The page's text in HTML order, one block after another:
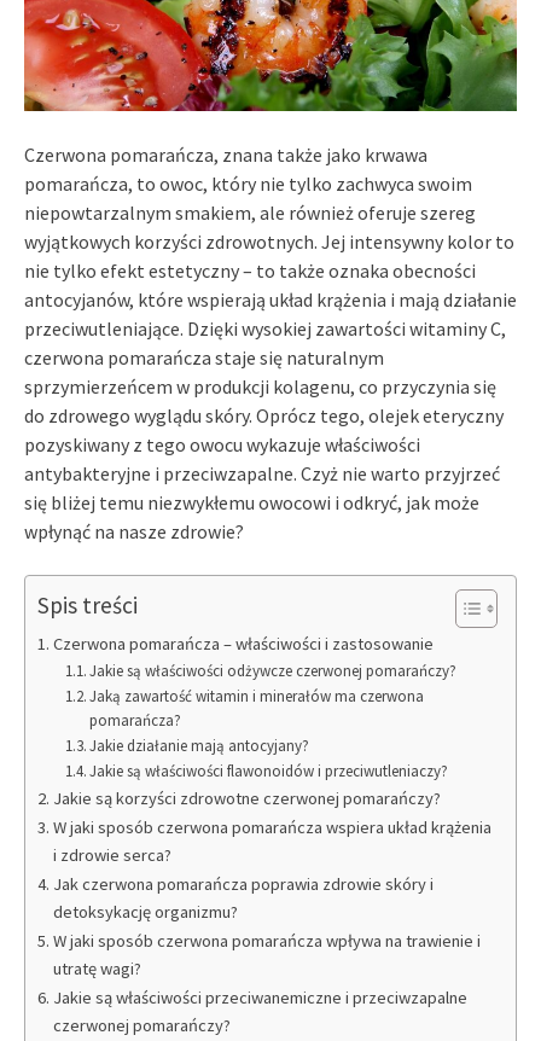
Czerwona pomarańcza, znana także jako krwawa
pomarańcza, to owoc, który nie tylko zachwyca swoim
niepowtarzalnym smakiem, ale również oferuje szereg
wyjątkowych korzyści zdrowotnych. Jej intensywny kolor to
nie tylko efekt estetyczny – to także oznaka obecności
antocyjanów, które wspierają układ krążenia i mają działanie
przeciwutleniające. Dzięki wysokiej zawartości witaminy C,
czerwona pomarańcza staje się naturalnym
sprzymierzeńcem w produkcji kolagenu, co przyczynia się
do zdrowego wyglądu skóry. Oprócz tego, olejek eteryczny
pozyskiwany z tego owocu wykazuje właściwości
antybakteryjne i przeciwzapalne. Czyż nie warto przyjrzeć
się bliżej temu niezwykłemu owocowi i odkryć, jak może
wpłynąć na nasze zdrowie?
Spis treści
Czerwona pomarańcza – właściwości i zastosowanie
Jakie są właściwości odżywcze czerwonej pomarańczy?
Jaką zawartość witamin i minerałów ma czerwona
pomarańcza?
Jakie działanie mają antocyjany?
Jakie są właściwości flawonoidów i przeciwutleniaczy?
Jakie są korzyści zdrowotne czerwonej pomarańczy?
W jaki sposób czerwona pomarańcza wspiera układ krążenia
i zdrowie serca?
Jak czerwona pomarańcza poprawia zdrowie skóry i
detoksykację organizmu?
W jaki sposób czerwona pomarańcza wpływa na trawienie i
utratę wagi?
Jakie są właściwości przeciwanemiczne i przeciwzapalne
czerwonej pomarańczy?